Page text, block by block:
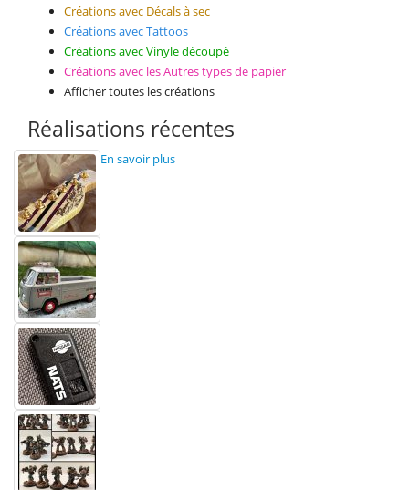
Créations avec Décals à sec
Créations avec Tattoos
Créations avec Vinyle découpé
Créations avec les Autres types de papier
Afficher toutes les créations
Réalisations récentes
En savoir plus